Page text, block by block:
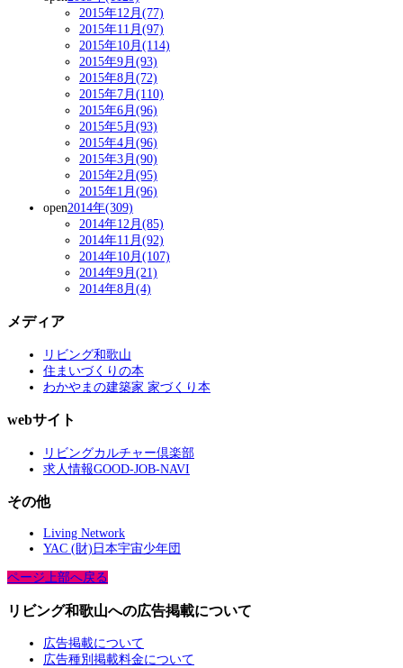
2015年12月(77)
2015年11月(97)
2015年10月(114)
2015年9月(93)
2015年8月(72)
2015年7月(110)
2015年6月(96)
2015年5月(93)
2015年4月(96)
2015年3月(90)
2015年2月(95)
2015年1月(96)
open2014年(309)
2014年12月(85)
2014年11月(92)
2014年10月(107)
2014年9月(21)
2014年8月(4)
メディア
リビング和歌山
住まいづくりの本
わかやまの建築家 家づくり本
webサイト
リビングカルチャー倶楽部
求人情報GOOD-JOB-NAVI
その他
Living Network
YAC (財)日本宇宙少年団
ページ上部へ戻る
リビング和歌山への広告掲載について
広告掲載について
広告種別掲載料金について